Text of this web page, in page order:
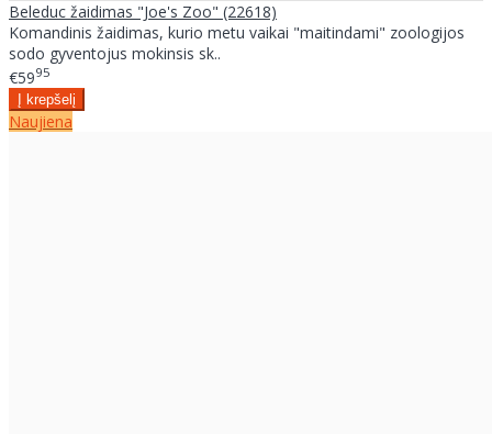
Beleduc žaidimas "Joe's Zoo" (22618)
Komandinis žaidimas, kurio metu vaikai "maitindami" zoologijos
sodo gyventojus mokinsis sk..
€5995
Naujiena